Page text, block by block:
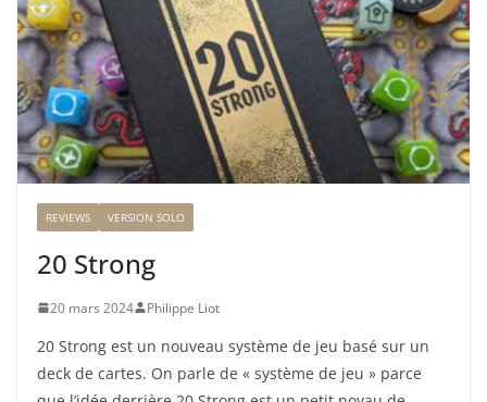
REVIEWS VERSION SOLO
20 Strong
20 mars 2024 Philippe Liot
20 Strong est un nouveau système de jeu basé sur un
deck de cartes. On parle de « système de jeu » parce